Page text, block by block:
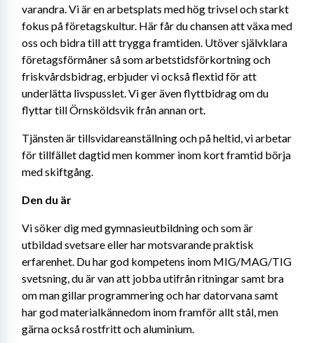
varandra. Vi är en arbetsplats med hög trivsel och starkt
fokus på företagskultur. Här får du chansen att växa med
oss och bidra till att trygga framtiden. Utöver självklara
företagsförmåner så som arbetstidsförkortning och
friskvårdsbidrag, erbjuder vi också flextid för att
underlätta livspusslet. Vi ger även flyttbidrag om du
flyttar till Örnsköldsvik från annan ort.
Tjänsten är tillsvidareanställning och på heltid, vi arbetar
för tillfället dagtid men kommer inom kort framtid börja
med skiftgång.
Den du är
Vi söker dig med gymnasieutbildning och som är
utbildad svetsare eller har motsvarande praktisk
erfarenhet. Du har god kompetens inom MIG/MAG/TIG
svetsning, du är van att jobba utifrån ritningar samt bra
om man gillar programmering och har datorvana samt
har god materialkännedom inom framför allt stål, men
gärna också rostfritt och aluminium.